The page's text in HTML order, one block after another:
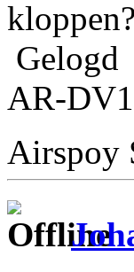
kloppen?
Gelogd
AR-
Airspoy